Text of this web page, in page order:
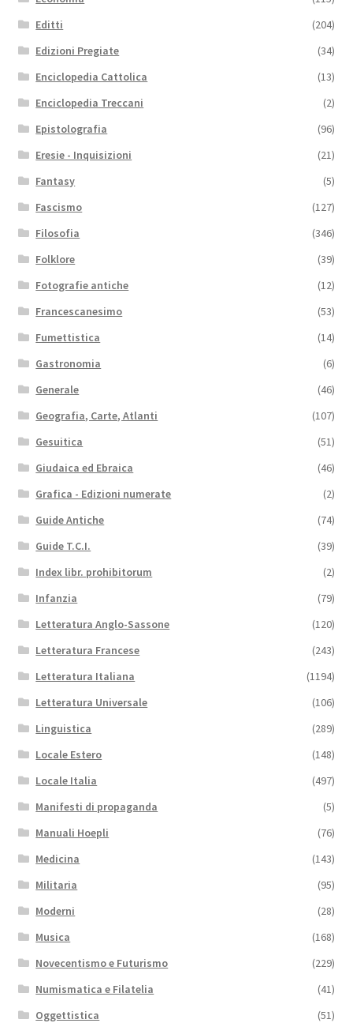
Editti
(204)
Edizioni Pregiate
(34)
Enciclopedia Cattolica
(13)
Enciclopedia Treccani
(2)
Epistolografia
(96)
Eresie - Inquisizioni
(21)
Fantasy
(5)
Fascismo
(127)
Filosofia
(346)
Folklore
(39)
Fotografie antiche
(12)
Francescanesimo
(53)
Fumettistica
(14)
Gastronomia
(6)
Generale
(46)
Geografia, Carte, Atlanti
(107)
Gesuitica
(51)
Giudaica ed Ebraica
(46)
Grafica - Edizioni numerate
(2)
Guide Antiche
(74)
Guide T.C.I.
(39)
Index libr. prohibitorum
(2)
Infanzia
(79)
Letteratura Anglo-Sassone
(120)
Letteratura Francese
(243)
Letteratura Italiana
(1194)
Letteratura Universale
(106)
Linguistica
(289)
Locale Estero
(148)
Locale Italia
(497)
Manifesti di propaganda
(5)
Manuali Hoepli
(76)
Medicina
(143)
Militaria
(95)
Moderni
(28)
Musica
(168)
Novecentismo e Futurismo
(229)
Numismatica e Filatelia
(41)
Oggettistica
(51)